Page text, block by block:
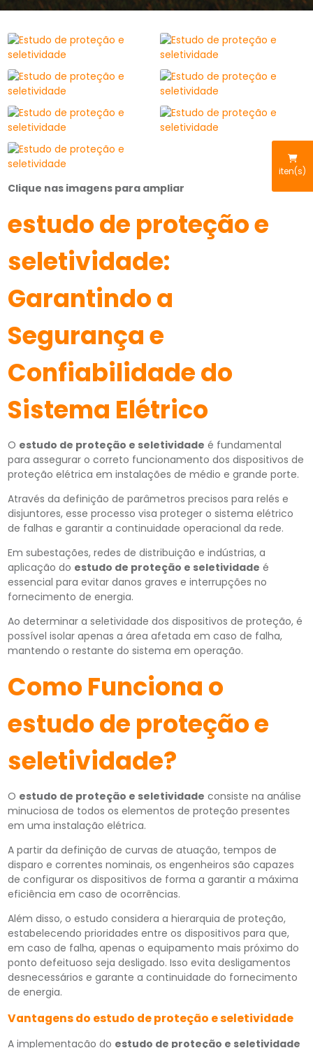
iten(s)
Clique nas imagens para ampliar
estudo de proteção e
seletividade:
Garantindo a
Segurança e
Confiabilidade do
Sistema Elétrico
O estudo de proteção e seletividade é fundamental
para assegurar o correto funcionamento dos dispositivos de
proteção elétrica em instalações de médio e grande porte.
Através da definição de parâmetros precisos para relés e
disjuntores, esse processo visa proteger o sistema elétrico
de falhas e garantir a continuidade operacional da rede.
Em subestações, redes de distribuição e indústrias, a
aplicação do estudo de proteção e seletividade é
essencial para evitar danos graves e interrupções no
fornecimento de energia.
Ao determinar a seletividade dos dispositivos de proteção, é
possível isolar apenas a área afetada em caso de falha,
mantendo o restante do sistema em operação.
Como Funciona o
estudo de proteção e
seletividade?
O estudo de proteção e seletividade consiste na análise
minuciosa de todos os elementos de proteção presentes
em uma instalação elétrica.
A partir da definição de curvas de atuação, tempos de
disparo e correntes nominais, os engenheiros são capazes
de configurar os dispositivos de forma a garantir a máxima
eficiência em caso de ocorrências.
Além disso, o estudo considera a hierarquia de proteção,
estabelecendo prioridades entre os dispositivos para que,
em caso de falha, apenas o equipamento mais próximo do
ponto defeituoso seja desligado. Isso evita desligamentos
desnecessários e garante a continuidade do fornecimento
de energia.
Vantagens do estudo de proteção e seletividade
A implementação do estudo de proteção e seletividade